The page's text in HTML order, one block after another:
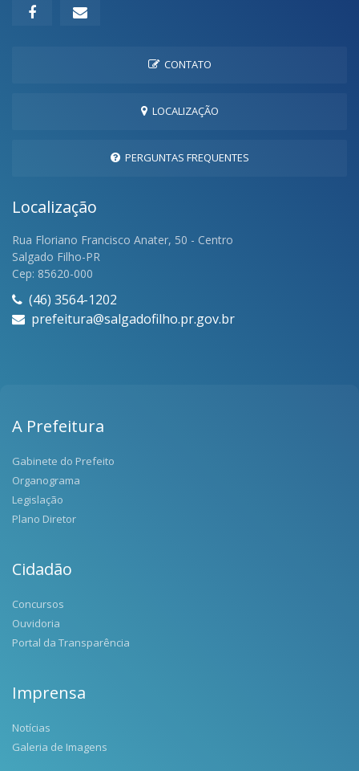
CONTATO
LOCALIZAÇÃO
PERGUNTAS FREQUENTES
Localização
Rua Floriano Francisco Anater, 50 - Centro
Salgado Filho-PR
Cep: 85620-000
(46) 3564-1202
prefeitura@salgadofilho.pr.gov.br
A Prefeitura
Gabinete do Prefeito
Organograma
Legislação
Plano Diretor
Cidadão
Concursos
Ouvidoria
Portal da Transparência
Imprensa
Notícias
Galeria de Imagens